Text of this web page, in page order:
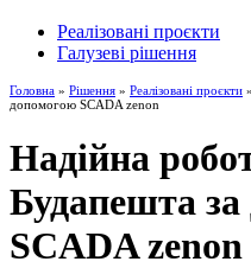
Реалізовані проєкти
Галузеві рішення
Головна » Рішення » Реалізовані проєкти
допомогою SCADA zenon
Надійна
Будапешта
SCADA zenon